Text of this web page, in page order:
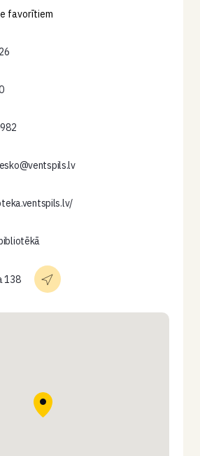
favorītiem
138